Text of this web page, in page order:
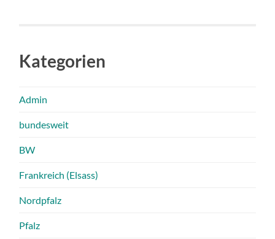
Kategorien
Admin
bundesweit
BW
Frankreich (Elsass)
Nordpfalz
Pfalz